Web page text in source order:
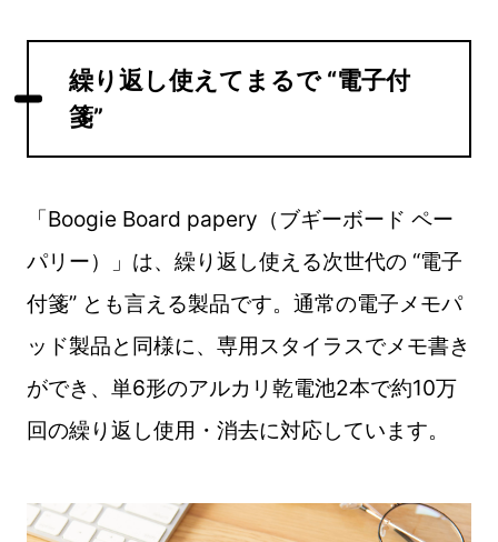
繰り返し使えてまるで “電子付
箋”
「Boogie Board papery（ブギーボード ペー
パリー）」は、繰り返し使える次世代の “電子
付箋” とも言える製品です。通常の電子メモパ
ッド製品と同様に、専用スタイラスでメモ書き
ができ、単6形のアルカリ乾電池2本で約10万
回の繰り返し使用・消去に対応しています。